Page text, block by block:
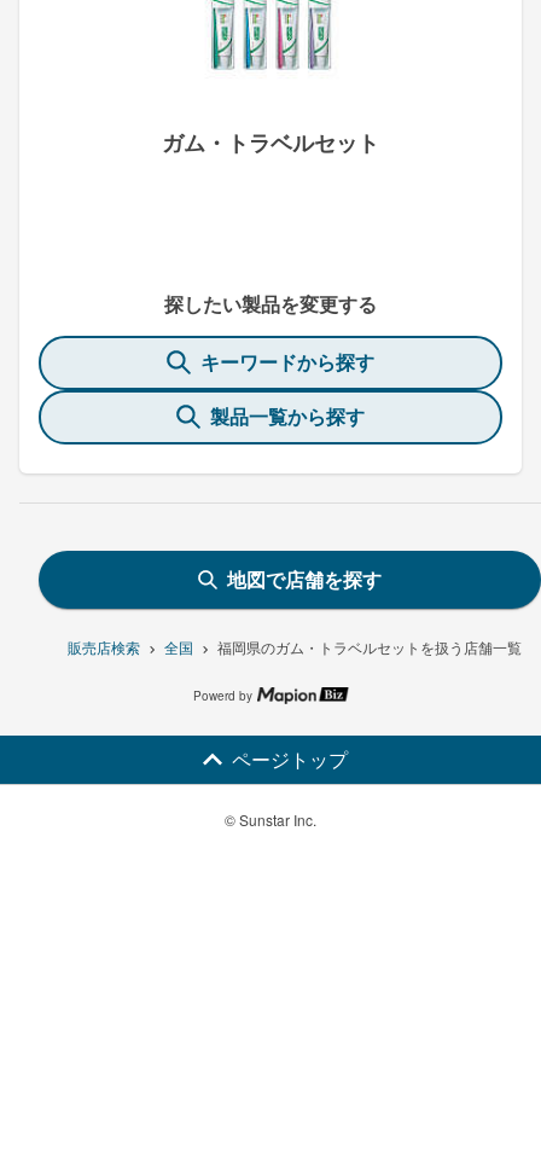
販売店検索 全国 福岡県のガム・トラベルセットを扱う店舗一覧
ガム・トラベルセット
探したい製品を変更する
キーワードから探す
製品一覧から探す
地図で店舗を探す
Powerd by
ページトップ
© Sunstar Inc.